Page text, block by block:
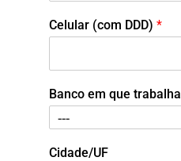
Celular (com DDD) *
Banco em que trabalha
Cidade/UF